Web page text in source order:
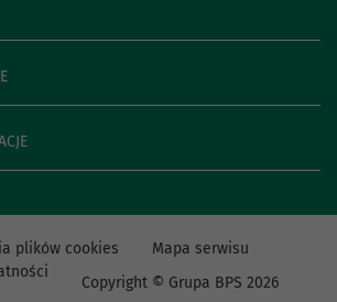
plików cookies
Mapa serwisu
Copyright © Grupa BPS 2026